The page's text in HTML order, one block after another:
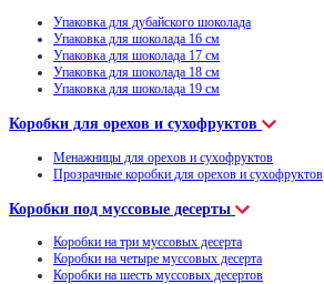
Упаковка для дубайского шоколада
Упаковка для шоколада 16 см
Упаковка для шоколада 17 см
Упаковка для шоколада 18 см
Упаковка для шоколада 19 см
Коробки для орехов и сухофруктов
Менажницы для орехов и сухофруктов
Прозрачные коробки для орехов и сухофруктов
Коробки под муссовые десерты
Коробки на три муссовых десерта
Коробки на четыре муссовых десерта
Коробки на шесть муссовых десертов